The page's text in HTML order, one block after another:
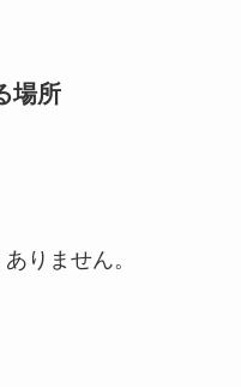
場所
りません。